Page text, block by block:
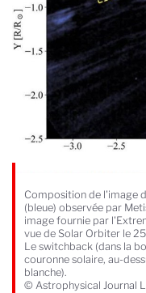
Composition de l'image
(bleue) observée par
image fournie par
vue de Solar Orbiter le
Le switchback (dans la
couronne solaire, au-
blanche).
© Astrophysical Journal